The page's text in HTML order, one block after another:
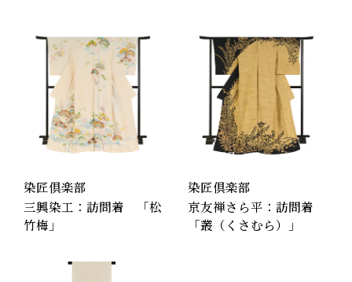
和装品
工房製品
染匠倶楽部
三興染工：訪問着 「松
竹梅」
和装品
工房製品
染匠倶楽部
京友禅さら平：訪問着
「叢（くさむら）」